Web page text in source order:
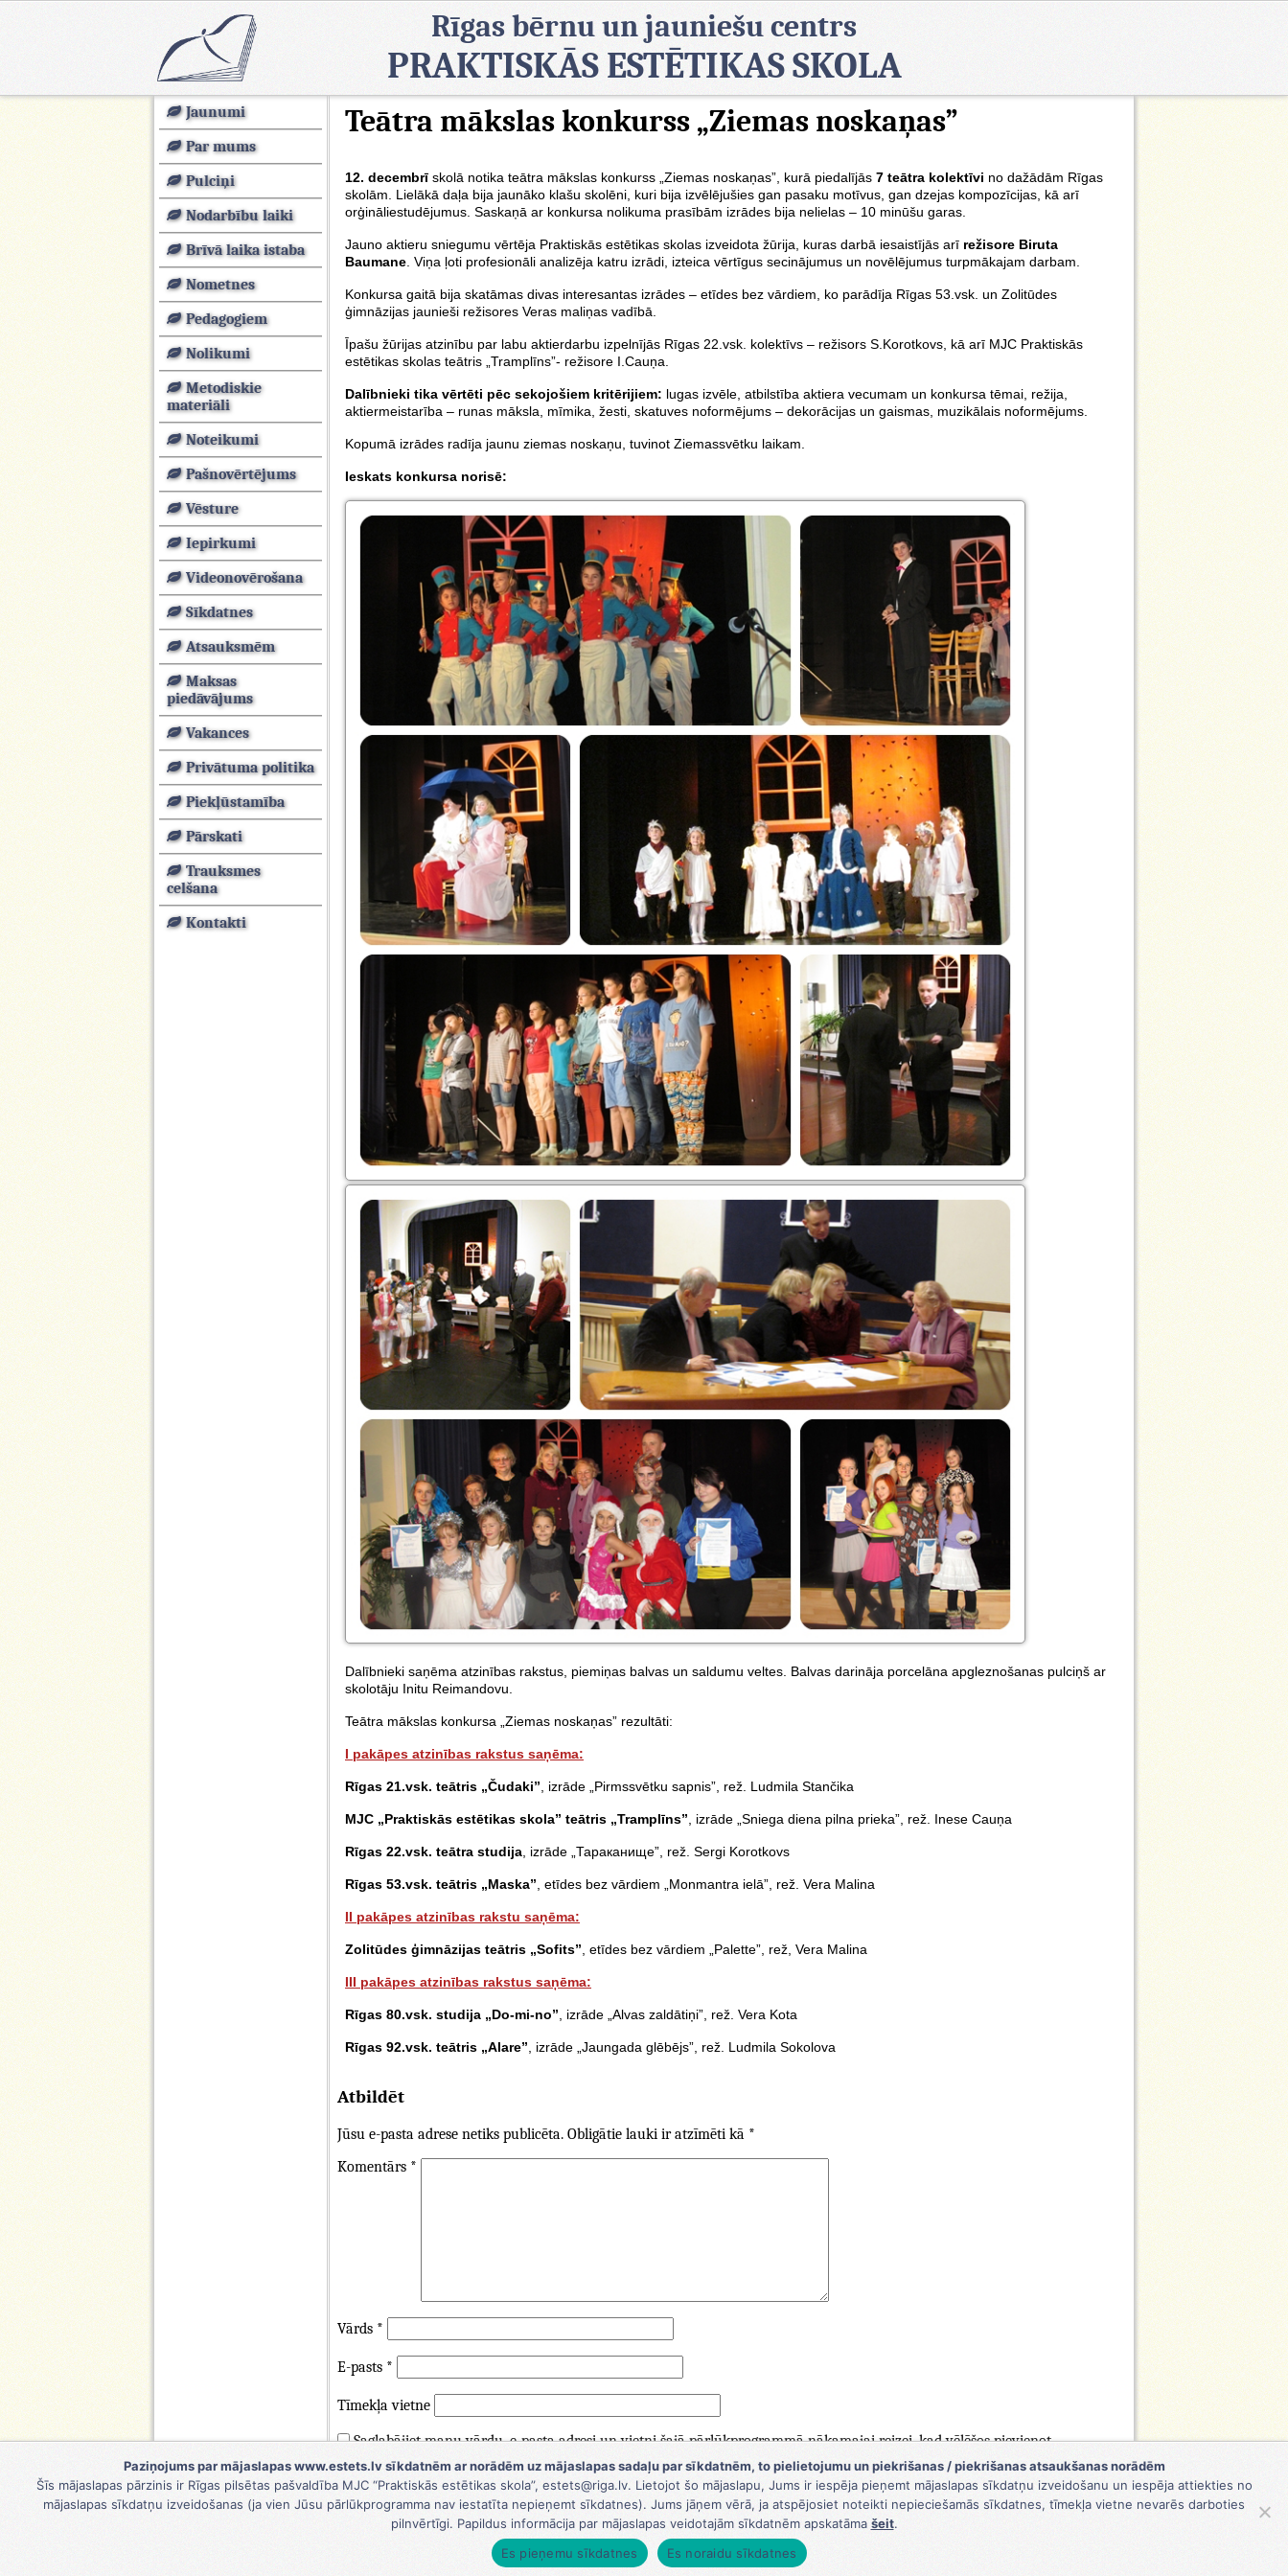
Rīgas bērnu un jauniešu centrs
PRAKTISKĀS ESTĒTIKAS SKOLA
Jaunumi
Par mums
Pulciņi
Nodarbību laiki
Brīvā laika istaba
Nometnes
Pedagogiem
Nolikumi
Metodiskie
materiāli
Noteikumi
Pašnovērtējums
Vēsture
Iepirkumi
Videonovērošana
Sīkdatnes
Atsauksmēm
Maksas
piedāvājums
Vakances
Privātuma politika
Piekļūstamība
Pārskati
Trauksmes
celšana
Kontakti
Teātra mākslas konkurss „Ziemas noskaņas”
12. decembrī skolā notika teātra mākslas konkurss „Ziemas noskaņas”, kurā piedalījās 7 teātra kolektīvi no dažādām Rīgas
skolām. Lielākā daļa bija jaunāko klašu skolēni, kuri bija izvēlējušies gan pasaku motīvus, gan dzejas kompozīcijas, kā arī
orģināliestudējumus. Saskaņā ar konkursa nolikuma prasībām izrādes bija nelielas – 10 minūšu garas.
Jauno aktieru sniegumu vērtēja Praktiskās estētikas skolas izveidota žūrija, kuras darbā iesaistījās arī režisore Biruta
Baumane . Viņa ļoti profesionāli analizēja katru izrādi, izteica vērtīgus secinājumus un novēlējumus turpmākajam darbam.
Konkursa gaitā bija skatāmas divas interesantas izrādes – etīdes bez vārdiem, ko parādīja Rīgas 53.vsk. un Zolitūdes
ģimnāzijas jaunieši režisores Veras maliņas vadībā.
Īpašu žūrijas atzinību par labu aktierdarbu izpelnījās Rīgas 22.vsk. kolektīvs – režisors S.Korotkovs, kā arī MJC Praktiskās
estētikas skolas teātris „Tramplīns”- režisore I.Cauņa.
Dalībnieki tika vērtēti pēc sekojošiem kritērijiem: lugas izvēle, atbilstība aktiera vecumam un konkursa tēmai, režija,
aktiermeistarība – runas māksla, mīmika, žesti, skatuves noformējums – dekorācijas un gaismas, muzikālais noformējums.
Kopumā izrādes radīja jaunu ziemas noskaņu, tuvinot Ziemassvētku laikam.
Ieskats konkursa norisē:
Dalībnieki saņēma atzinības rakstus, piemiņas balvas un saldumu veltes. Balvas darināja porcelāna apgleznošanas pulciņš ar
skolotāju Initu Reimandovu.
Teātra mākslas konkursa „Ziemas noskaņas” rezultāti:
I pakāpes atzinības rakstus saņēma:
Rīgas 21.vsk. teātris „Čudaki” , izrāde „Pirmssvētku sapnis”, rež. Ludmila Stančika
MJC „Praktiskās estētikas skola” teātris „Tramplīns” , izrāde „Sniega diena pilna prieka”, rež. Inese Cauņa
Rīgas 22.vsk. teātra studija , izrāde „Тараканище”, rež. Sergi Korotkovs
Rīgas 53.vsk. teātris „Maska” , etīdes bez vārdiem „Monmantra ielā”, rež. Vera Malina
II pakāpes atzinības rakstu saņēma:
Zolitūdes ģimnāzijas teātris „Sofits” , etīdes bez vārdiem „Palette”, rež, Vera Malina
III pakāpes atzinības rakstus saņēma:
Rīgas 80.vsk. studija „Do-mi-no” , izrāde „Alvas zaldātiņi”, rež. Vera Kota
Rīgas 92.vsk. teātris „Alare” , izrāde „Jaungada glēbējs”, rež. Ludmila Sokolova
Atbildēt
Jūsu e-pasta adrese netiks publicēta. Obligātie lauki ir atzīmēti kā *
Komentārs *
Vārds *
E-pasts *
Tīmekļa vietne
Saglabājiet manu vārdu, e-pasta adresi un vietni šajā pārlūkprogrammā nākamajai reizei, kad vēlēšos pievienot
komentāru.
Paziņojums par mājaslapas www.estets.lv sīkdatnēm ar norādēm uz mājaslapas sadaļu par sīkdatnēm, to pielietojumu un piekrišanas / piekrišanas atsaukšanas norādēm
Šīs mājaslapas pārzinis ir Rīgas pilsētas pašvaldība MJC “Praktiskās estētikas skola”, estets@riga.lv. Lietojot šo mājaslapu, Jums ir iespēja pieņemt mājaslapas sīkdatņu izveidošanu un iespēja attiekties no
mājaslapas sīkdatņu izveidošanas (ja vien Jūsu pārlūkprogramma nav iestatīta nepieņemt sīkdatnes). Jums jāņem vērā, ja atspējosiet noteikti nepieciešamās sīkdatnes, tīmekļa vietne nevarēs darboties
pilnvērtīgi. Papildus informācija par mājaslapas veidotajām sīkdatnēm apskatāma šeit.
Es pieņemu sīkdatnes
Es noraidu sīkdatnes